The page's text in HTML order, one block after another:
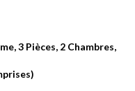
3 Pièces, 2 Chambres,